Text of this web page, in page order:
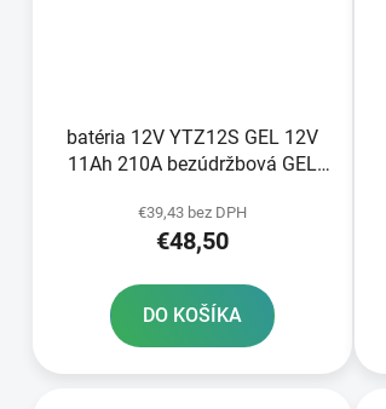
batéria 12V YTZ12S GEL 12V
11Ah 210A bezúdržbová GEL
FULBAT aktivovaná vo výrobe
€39,43 bez DPH
€48,50
DO KOŠÍKA